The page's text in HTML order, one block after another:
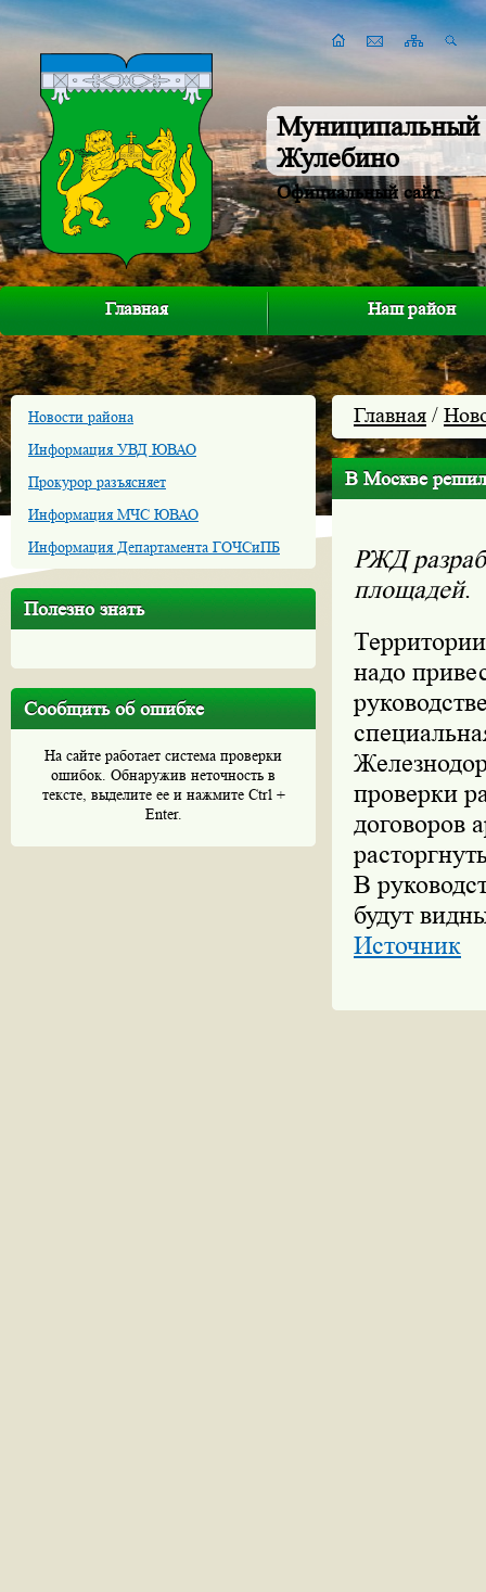
Муниципальный
Жулебино
Официальный сайт
Главная Наш район
Новости района
Информация УВД ЮВАО
Прокурор разъясняет
Информация МЧС ЮВАО
Информация Департамента ГОЧСиПБ
Полезно знать
Сообщить об ошибке
На сайте работает система проверки
ошибок. Обнаружив неточность в
тексте, выделите ее и нажмите Ctrl +
Enter.
Главная /
В Москве
РЖД
площадей.
надо
проверки
договоров
В
будут
Источник